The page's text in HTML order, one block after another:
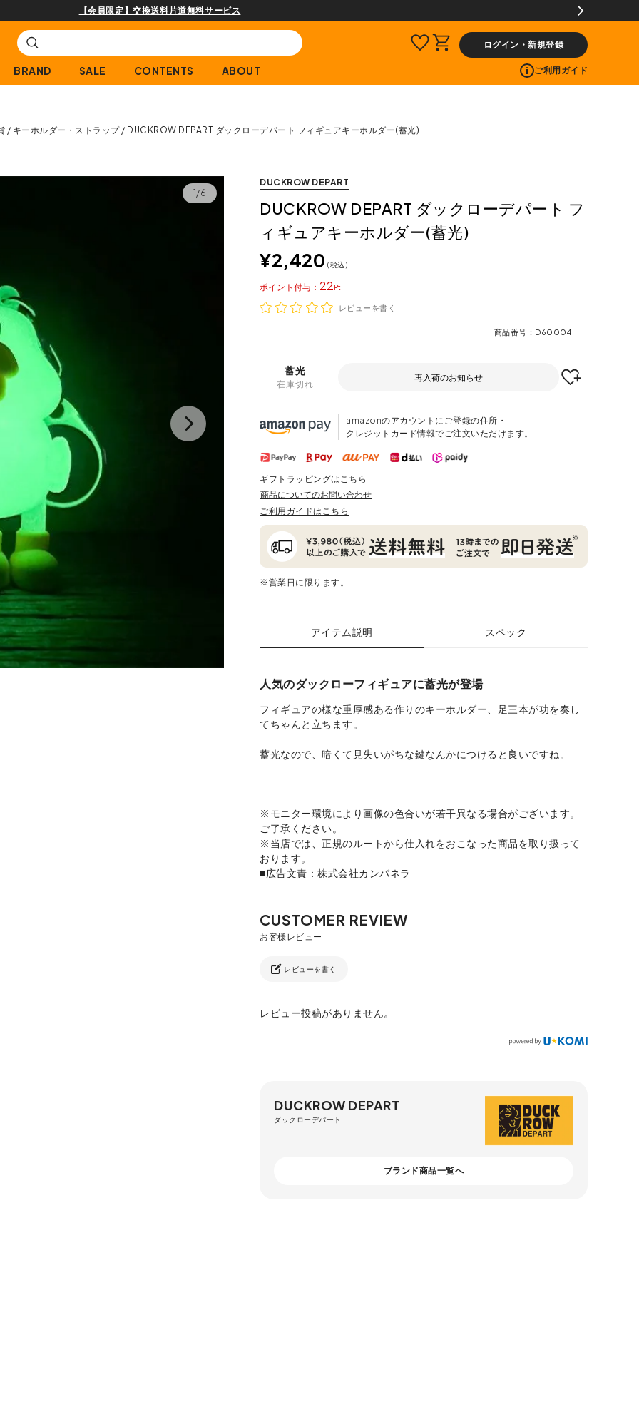
購入商品[¥2,000(税込)以上]のレビュー投稿で300ptプレゼント!
ログイン・新規登録
BRAND SALE CONTENTS ABOUT ご利用ガイド
キーホルダー・ストラップ DUCKROW DEPART ダックローデパート フィギュアキーホルダー(蓄光)
1/6
DUCKROW DEPART
DUCKROW DEPART ダックローデパート フ
ィギュアキーホルダー(蓄光)
¥2,420 税込
22
ポイント
レビューを書く
商品番号 D60004
蓄光
在庫切れ
再入荷のお知らせ
amazonのアカウントにご登録の住所・
クレジットカード情報でご注文いただけます。
ギフトラッピングはこちら
商品についてのお問い合わせ
ご利用ガイドはこちら
※営業日に限ります。
アイテム説明 スペック
人気のダックローフィギュアに蓄光が登場
フィギュアの様な重厚感ある作りのキーホルダー、足三本が功を奏し
てちゃんと立ちます。
蓄光なので、暗くて見失いがちな鍵なんかにつけると良いですね。
※モニター環境により画像の色合いが若干異なる場合がございます。
ご了承ください。
※当店では、正規のルートから仕入れをおこなった商品を取り扱って
おります。
■広告文責：株式会社カンパネラ
レビューを書く
レビュー投稿がありません。
DUCKROW DEPART
ダックローデパート
ブランド商品一覧へ